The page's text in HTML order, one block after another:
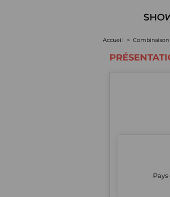
Accueil Combinaison